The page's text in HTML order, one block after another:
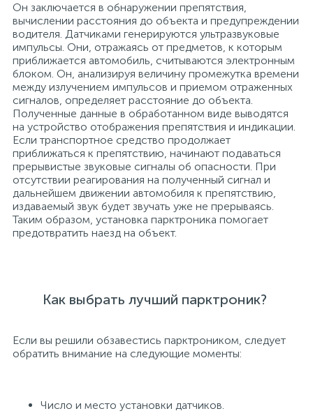
Он заключается в обнаружении препятствия,
вычислении расстояния до объекта и предупреждении
водителя. Датчиками генерируются ультразвуковые
импульсы. Они, отражаясь от предметов, к которым
приближается автомобиль, считываются электронным
блоком. Он, анализируя величину промежутка времени
между излучением импульсов и приемом отраженных
сигналов, определяет расстояние до объекта.
Полученные данные в обработанном виде выводятся
на устройство отображения препятствия и индикации.
Если транспортное средство продолжает
приближаться к препятствию, начинают подаваться
прерывистые звуковые сигналы об опасности. При
отсутствии реагирования на полученный сигнал и
дальнейшем движении автомобиля к препятствию,
издаваемый звук будет звучать уже не прерываясь.
Таким образом, установка парктроника помогает
предотвратить наезд на объект.
Как выбрать лучший парктроник?
Если вы решили обзавестись парктроником, следует
обратить внимание на следующие моменты:
Число и место установки датчиков.